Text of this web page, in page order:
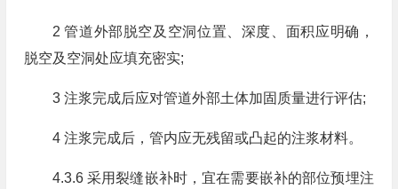
2 管道外部脱空及空洞位置、深度、面积应明确，
脱空及空洞处应填充密实;
3 注浆完成后应对管道外部土体加固质量进行评估;
4 注浆完成后，管内应无残留或凸起的注浆材料。
4.3.6 采用裂缝嵌补时，宜在需要嵌补的部位预埋注